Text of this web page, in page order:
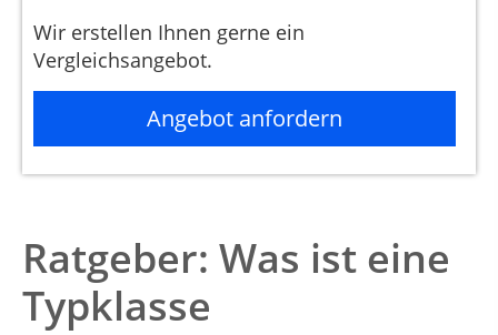
Wir erstellen Ihnen gerne ein
Vergleichsangebot.
Angebot anfordern
Ratgeber: Was ist eine
Typklasse